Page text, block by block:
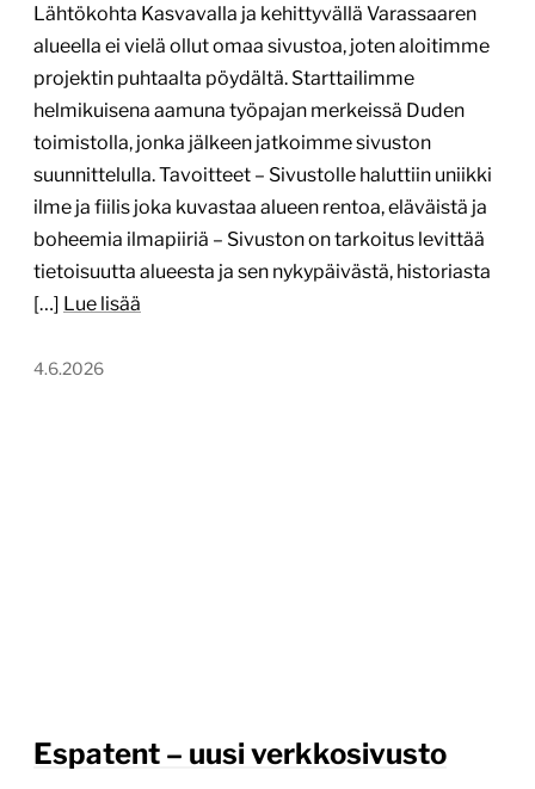
Lähtökohta Kasvavalla ja kehittyvällä Varassaaren
alueella ei vielä ollut omaa sivustoa, joten aloitimme
projektin puhtaalta pöydältä. Starttailimme
helmikuisena aamuna työpajan merkeissä Duden
toimistolla, jonka jälkeen jatkoimme sivuston
suunnittelulla. Tavoitteet – Sivustolle haluttiin uniikki
ilme ja fiilis joka kuvastaa alueen rentoa, eläväistä ja
boheemia ilmapiiriä – Sivuston on tarkoitus levittää
tietoisuutta alueesta ja sen nykypäivästä, historiasta
[…] Lue lisää
4.6.2026
Espatent – uusi verkkosivusto